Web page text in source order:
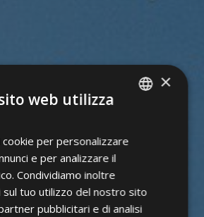
GERMAN
×
web utilizza
cookie per personalizzare
e per analizzare il
Condividiamo inoltre
sul tuo utilizzo del nostro sito
pubblicitari e di analisi